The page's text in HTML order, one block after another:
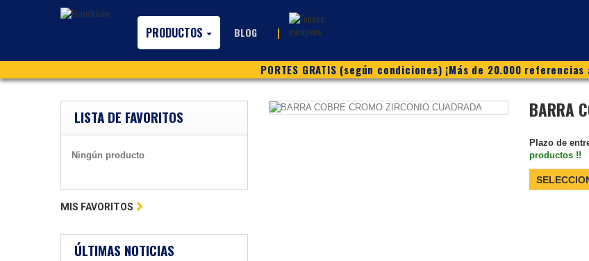
PRODUCTOS BLOG |
PORTES GRATIS (según condiciones) ¡Más de 20.000
LISTA DE FAVORITOS
Ningún producto
MIS FAVORITOS
ÚLTIMAS NOTICIAS
BARRA
Plazo de
productos !!